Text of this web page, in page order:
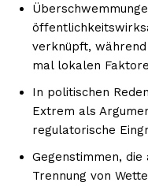
verknüpft,
mal lokalen
In politischen
Extrem als
regulatorische
Gegenstimmen,
Trennung von